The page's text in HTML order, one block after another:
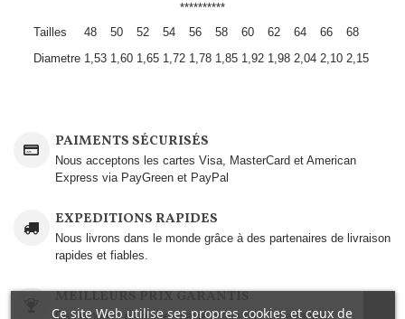
**********
Tailles
48 50 52 54 56 58 60 62 64 66
68
Diametre 1,53 1,60 1,65 1,72 1,78 1,85 1,92 1,98 2,04 2,10 2,15
PAIMENTS SÉCURISÉS
Nous acceptons les cartes Visa, MasterCard et American
Express via PayGreen et PayPal
EXPEDITIONS RAPIDES
Nous livrons dans le monde grâce à des partenaires de livraison
rapides et fiables.
MEILLEURS PRIX GARANTIS
Des produits de haute qualité à des prix imbattables..
Ce site Web utilise ses propres cookies et ceux de